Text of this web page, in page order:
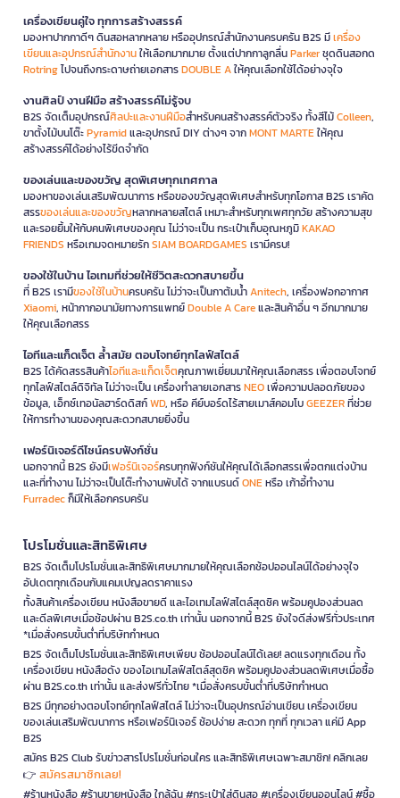
เครื่องเขียนคู่ใจ ทุกการสร้างสรรค์
มองหาปากกาดีๆ ดินสอหลากหลาย หรืออุปกรณ์สำนักงานครบครัน B2S มีเครื่อง
เขียนและอุปกรณ์สำนักงานให้เลือกมากมาย ตั้งแต่ปากกาลูกลื่นParkerชุดดินสอกด
Rotringไปจนถึงกระดาษถ่ายเอกสารDOUBLE Aให้คุณเลือกใช้ได้อย่างจุใจ
งานศิลป์ งานฝีมือ สร้างสรรค์ไม่รู้จบ
B2S จัดเต็มอุปกรณ์ศิลปะและงานฝีมือสำหรับคนสร้างสรรค์ตัวจริง ทั้งสีไม้Colleen,
ขาตั้งไม้บนโต๊ะPyramidและอุปกรณ์ DIY ต่างๆ จากMONT MARTEให้คุณ
สร้างสรรค์ได้อย่างไร้ขีดจำกัด
ของเล่นและของขวัญ สุดพิเศษทุกเทศกาล
มองหาของเล่นเสริมพัฒนาการ หรือของขวัญสุดพิเศษสำหรับทุกโอกาส B2S เราคัด
สรรของเล่นและของขวัญหลากหลายสไตล์ เหมาะสำหรับทุกเพศทุกวัย สร้างความสุข
และรอยยิ้มให้กับคนพิเศษของคุณ ไม่ว่าจะเป็น กระเป๋าเก็บอุณหภูมิKAKAO
FRIENDS หรือเกมจดหมายรักSIAM BOARDGAMES เรามีครบ!
ของใช้ในบ้าน ไอเทมที่ช่วยให้ชีวิตสะดวกสบายขึ้น
ที่ B2S เรามีของใช้ในบ้านครบครัน ไม่ว่าจะเป็นกาต้มน้ำAnitech, เครื่องฟอกอากาศ
Xiaomi, หน้ากากอนามัยทางการแพทย์Double A Careและสินค้าอื่น ๆ อีกมากมาย
ให้คุณเลือกสรร
ไอทีและแก็ดเจ็ต ล้ำสมัย ตอบโจทย์ทุกไลฟ์สไตล์
B2S ได้คัดสรรสินค้าไอทีและแก็ดเจ็ตคุณภาพเยี่ยมมาให้คุณเลือกสรร เพื่อตอบโจทย์
ทุกไลฟ์สไตล์ดิจิทัล ไม่ว่าจะเป็น เครื่องทำลายเอกสารNEOเพื่อความปลอดภัยของ
ข้อมูล, เอ็กซ์เทอนัลฮาร์ดดิสก์WD, หรือ คีย์บอร์ดไร้สายเมาส์คอมโบGEEZERที่ช่วย
ให้การทำงานของคุณสะดวกสบายยิ่งขึ้น
เฟอร์นิเจอร์ดีไซน์ครบฟังก์ชั่น
นอกจากนี้ B2S ยังมีเฟอร์นิเจอร์ครบทุกฟังก์ชันให้คุณได้เลือกสรรเพื่อตกแต่งบ้าน
และที่ทำงาน ไม่ว่าจะเป็นโต๊ะทำงานพับได้ จากแบรนด์ONEหรือ เก้าอี้ทำงาน
Furradecก็มีให้เลือกครบครัน
โปรโมชั่นและสิทธิพิเศษ
B2S จัดเต็มโปรโมชั่นและสิทธิพิเศษมากมายให้คุณเลือกช้อปออนไลน์ได้อย่างจุใจ
อัปเดตทุกเดือนกับแคมเปญลดราคาแรง
ทั้งสินค้าเครื่องเขียน หนังสือขายดี และไอเทมไลฟ์สไตล์สุดชิค พร้อมคูปองส่วนลด
และดีลพิเศษเมื่อช้อปผ่าน B2S.co.th เท่านั้น นอกจากนี้ B2S ยังใจดีส่งฟรีทั่วประเทศ
*เมื่อสั่งครบขั้นต่ำที่บริษัทกำหนด
B2S จัดเต็มโปรโมชั่นและสิทธิพิเศษเพียบ ช้อปออนไลน์ได้เลย! ลดแรงทุกเดือน ทั้ง
เครื่องเขียน หนังสือดัง ของไอเทมไลฟ์สไตล์สุดชิค พร้อมคูปองส่วนลดพิเศษเมื่อซื้อ
ผ่าน B2S.co.th เท่านั้น และส่งฟรีทั่วไทย *เมื่อสั่งครบขั้นต่ำที่บริษัทกำหนด
B2S มีทุกอย่างตอบโจทย์ทุกไลฟ์สไตล์ ไม่ว่าจะเป็นอุปกรณ์อ่านเขียน เครื่องเขียน
ของเล่นเสริมพัฒนาการ หรือเฟอร์นิเจอร์ ช้อปง่าย สะดวก ทุกที่ ทุกเวลา แค่มี App
B2S
สมัคร B2S Club รับข่าวสารโปรโมชั่นก่อนใคร และสิทธิพิเศษเฉพาะสมาชิก! คลิกเลย
👉 สมัครสมาชิกเลย!
#ร้านหนังสือ #ร้านขายหนังสือ ใกล้ฉัน #กระเป๋าใส่ดินสอ #เครื่องเขียนออนไลน์ #ซื้อ